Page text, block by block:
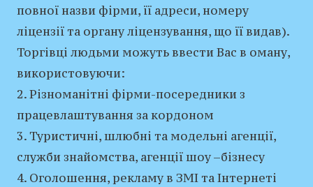
повної назви фірми, її адреси, номеру
ліцензії та органу ліцензування, що її видав).
Торгівці людьми можуть ввести Вас в оману,
використовуючи:
2. Різноманітні фірми-посередники з
працевлаштування за кордоном
3. Туристичні, шлюбні та модельні агенції,
служби знайомства, агенції шоу –бізнесу
4. Оголошення, рекламу в ЗМІ та Інтернеті